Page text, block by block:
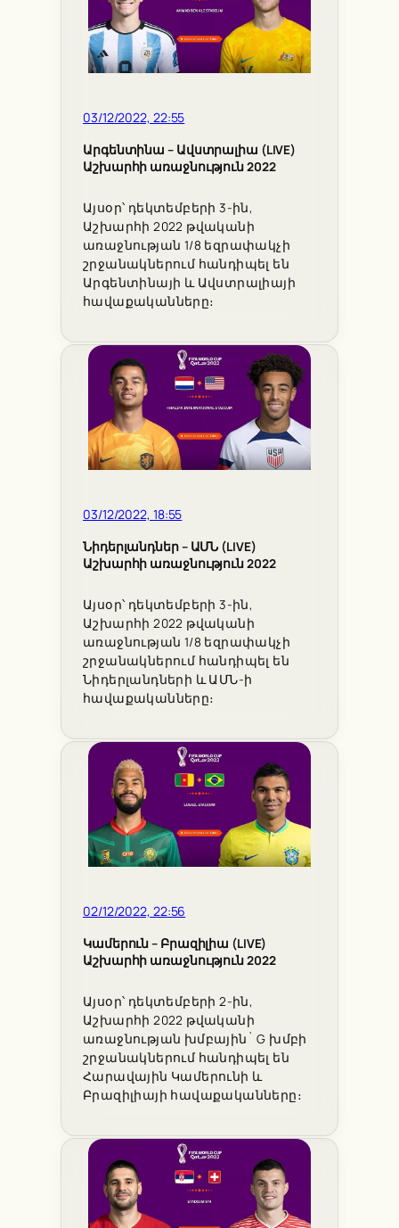
03/12/2022, 22:55
Արգենտինա – Ավստրալիա (LIVE)
Աշխարհի առաջնություն 2022
Այսօր՝ դեկտեմբերի 3-ին,
Աշխարհի 2022 թվականի
առաջնության 1/8 եզրափակչի
շրջանակներում հանդիպել են
Արգենտինայի և Ավստրալիայի
հավաքականները։
03/12/2022, 18:55
Նիդերլանդներ – ԱՄՆ (LIVE)
Աշխարհի առաջնություն 2022
Այսօր՝ դեկտեմբերի 3-ին,
Աշխարհի 2022 թվականի
առաջնության 1/8 եզրափակչի
շրջանակներում հանդիպել են
Նիդերլանդների և ԱՄՆ-ի
հավաքականները։
02/12/2022, 22:56
Կամերուն – Բրազիլիա (LIVE)
Աշխարհի առաջնություն 2022
Այսօր՝ դեկտեմբերի 2-ին,
Աշխարհի 2022 թվականի
առաջնության խմբային` G խմբի
շրջանակներում հանդիպել են
Հարավային Կամերունի և
Բրազիլիայի հավաքականները։